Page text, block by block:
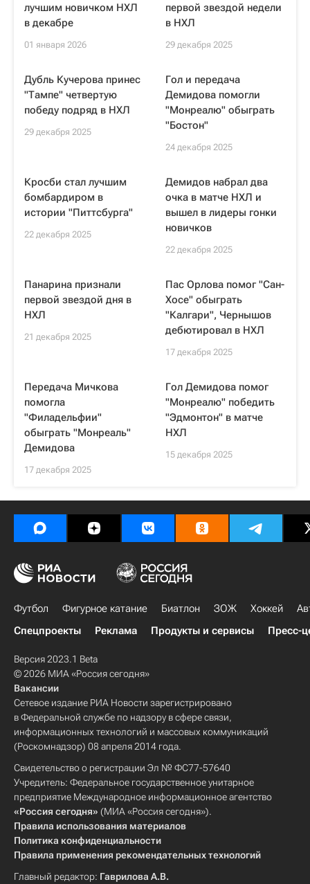
лучшим новичком НХЛ
в декабре
01 января 2026
первой звездой недели
в НХЛ
29 декабря 2025
Дубль Кучерова принес
"Тампе" четвертую
победу подряд в НХЛ
29 декабря 2025
Гол и передача
Демидова помогли
"Монреалю" обыграть
"Бостон"
24 декабря 2025
Кросби стал лучшим
бомбардиром в
истории "Питтсбурга"
22 декабря 2025
Демидов набрал два
очка в матче НХЛ и
вышел в лидеры гонки
новичков
22 декабря 2025
Панарина признали
первой звездой дня в
НХЛ
21 декабря 2025
Пас Орлова помог "Сан-
Хосе" обыграть
"Калгари", Чернышов
дебютировал в НХЛ
17 декабря 2025
Передача Мичкова
помогла
"Филадельфии"
обыграть "Монреаль"
Демидова
17 декабря 2025
Гол Демидова помог
"Монреалю" победить
"Эдмонтон" в матче
НХЛ
15 декабря 2025
Футбол Фигурное катание Биатлон ЗОЖ Хоккей
Спецпроекты
Реклама Продукты и сервисы Пресс-
Версия 2023.1 Beta
© 2026 МИА «Россия сегодня»
Вакансии
Сетевое издание РИА Новости зарегистрировано
в Федеральной службе по надзору в сфере связи,
информационных технологий и массовых коммуникаций
(Роскомнадзор) 08 апреля 2014 года.
Свидетельство о регистрации Эл № ФС77-57640
Учредитель: Федеральное государственное унитарное
предприятие Международное информационное агентство
«Россия сегодня» (МИА «Россия сегодня»).
Правила использования материалов
Политика конфиденциальности
Правила применения рекомендательных технологий
Главный редактор: Гаврилова А.В.